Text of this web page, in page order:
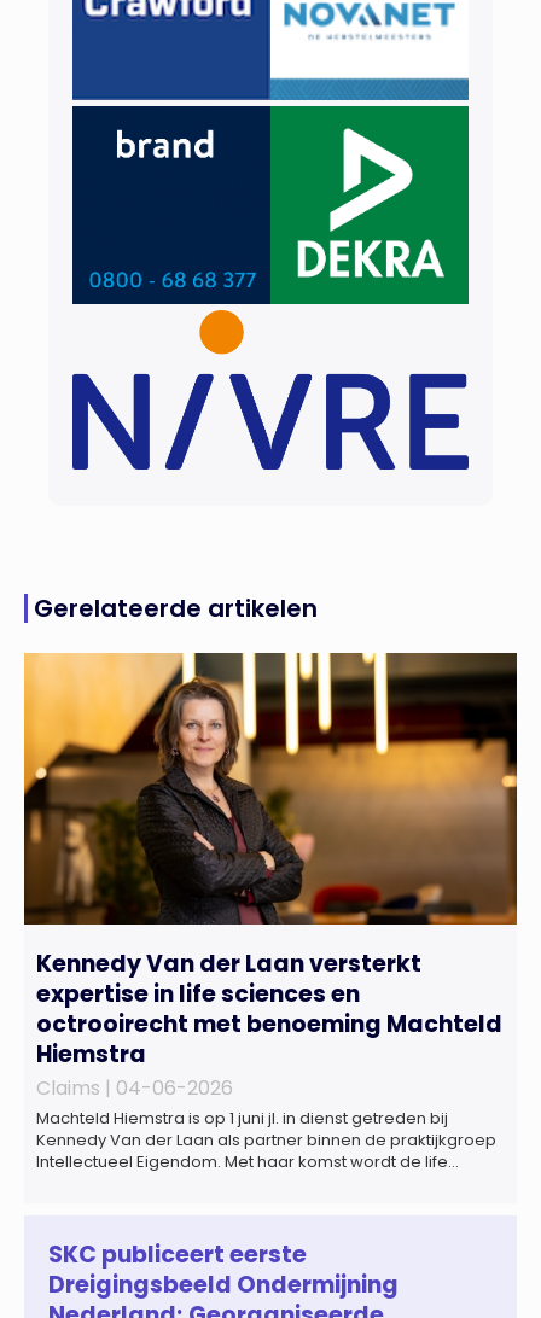
Gerelateerde artikelen
Kennedy Van der Laan versterkt
expertise in life sciences en
octrooirecht met benoeming Machteld
Hiemstra
Claims | 04-06-2026
Machteld Hiemstra is op 1 juni jl. in dienst getreden bij
Kennedy Van der Laan als partner binnen de praktijkgroep
Intellectueel Eigendom. Met haar komst wordt de life
regelgeving relevant voor de life sciences sector en de […]
SKC publiceert eerste
Dreigingsbeeld Ondermijning